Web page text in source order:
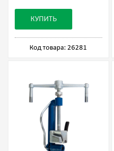
КУПИТЬ
Код товара: 26281